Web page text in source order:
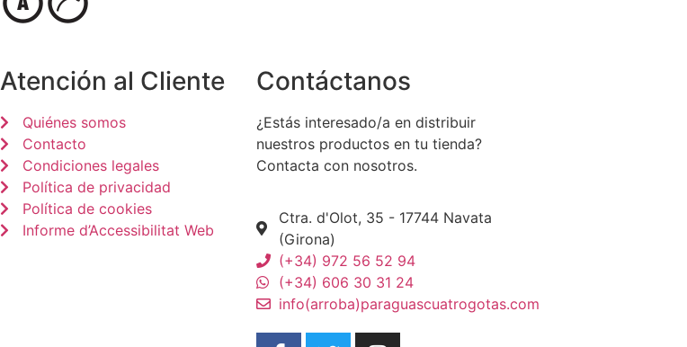
Atención al Cliente
Quiénes somos
Contacto
Condiciones legales
Política de privacidad
Política de cookies
Informe d’Accessibilitat Web
Contáctanos
¿Estás interesado/a en distribuir
nuestros productos en tu tienda?
Contacta con nosotros.
Ctra. d'Olot, 35 - 17744 Navata
(Girona)
(+34) 972 56 52 94
(+34) 606 30 31 24
info(arroba)paraguascuatrogotas.com